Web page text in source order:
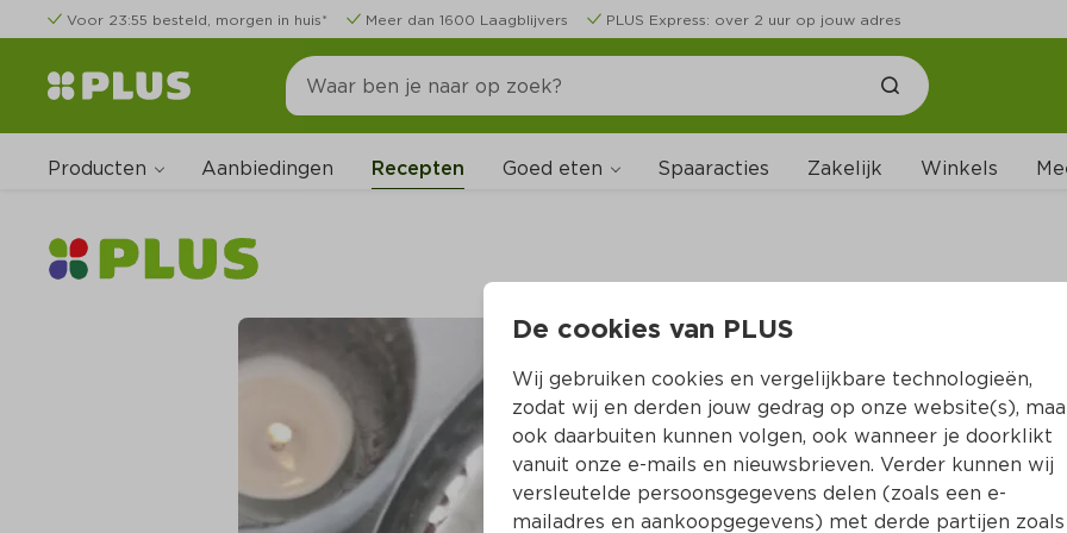
Voor 23:55 besteld, morgen in huis* Meer dan 1600 Laagblijvers PLUS Express: over 2 uur op jouw adres
Producten Aanbiedingen Recepten Goed eten Spaaracties Zakelijk Winkels
De cookies van PLUS
Wij gebruiken cookies en vergelijkbare technologieën,
zodat wij en derden jouw gedrag op onze website(s),
ook daarbuiten kunnen volgen, ook wanneer je doorklikt
vanuit onze e-mails en nieuwsbrieven. Verder kunnen wij
versleutelde persoonsgegevens delen (zoals een e-
mailadres en aankoopgegevens) met derde partijen zoals